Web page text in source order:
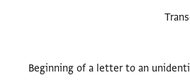
Beginning of a letter to an